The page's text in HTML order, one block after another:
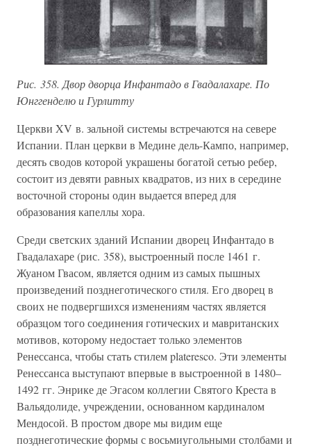
Рис. 358. Двор дворца Инфантадо в Гвадалахаре. По
Юнггенделю и Гурлитту
Церкви XV в. зальной системы встречаются на севере
Испании. План церкви в Медине дель-Кампо, например,
десять сводов которой украшены богатой сетью ребер,
состоит из девяти равных квадратов, из них в середине
восточной стороны один выдается вперед для
образования капеллы хора.
Среди светских зданий Испании дворец Инфантадо в
Гвадалахаре (рис. 358), выстроенный после 1461 г.
Жуаном Гвасом, является одним из самых пышных
произведений позднеготического стиля. Его дворец в
своих не подвергшихся изменениям частях является
образцом того соединения готических и мавританских
мотивов, которому недостает только элементов
Ренессанса, чтобы стать стилем plateresco. Эти элементы
Ренессанса выступают впервые в выстроенной в 1480–
1492 гг. Энрике де Эгасом коллегии Святого Креста в
Вальядолиде, учреждении, основанном кардиналом
Мендосой. В простом дворе мы видим еще
позднеготические формы с восьмиугольными столбами и